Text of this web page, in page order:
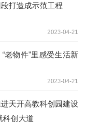
打造成示范工程
2023-04-21
老物件”里感受生活新
2023-04-21
天开高教科创园建设
科创大道